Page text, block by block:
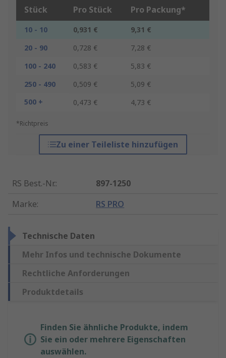
Stück Pro Stück Pro Packung*
10 - 10 0,931 €
9,31 €
20 - 90
0,728 €
7,28 €
100 - 240
0,583 €
5,83 €
250 - 490
0,509 €
5,09 €
500 +
0,473 € 4,73 €
*Richtpreis
Zu einer Teileliste hinzufügen
RS Best.-Nr.:
897-1250
Marke: RS PRO
Technische Daten
Mehr Infos und technische Dokumente
Rechtliche Anforderungen
Produktdetails
Finden Sie ähnliche Produkte, indem
Sie ein oder mehrere Eigenschaften
auswählen.